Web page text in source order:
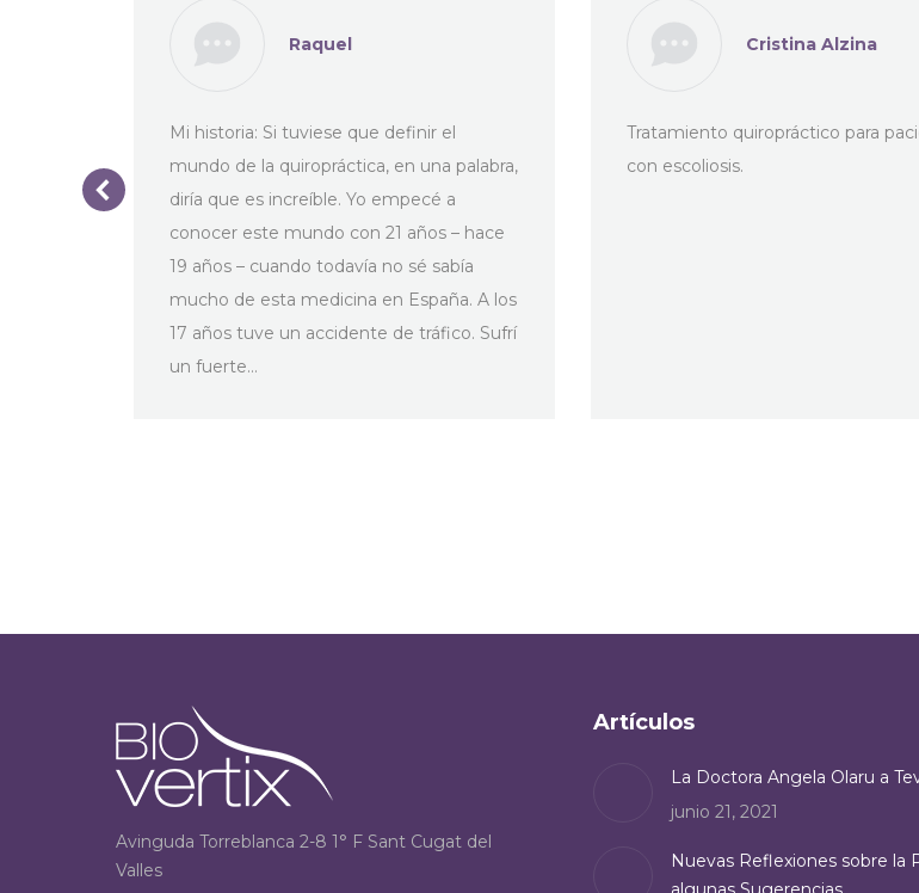
Raquel
Mi historia: Si tuviese que definir el
mundo de la quiropráctica, en una palabra,
diría que es increíble. Yo empecé a
conocer este mundo con 21 años – hace
19 años – cuando todavía no sé sabía
mucho de esta medicina en España. A los
17 años tuve un accidente de tráfico. Sufrí
un fuerte…
Cristina Alzina
Tratamiento quiropráctico para
con escoliosis.
Avinguda Torreblanca 2-8 1° F Sant Cugat del
Valles
Artículos
La Doctora Angela Olaru a
junio 21, 2021
Nuevas Reflexiones sobre la